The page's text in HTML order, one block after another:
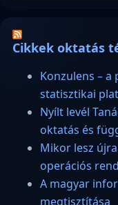
Cikkek oktatás
Konzulens –
statisztikai
Nyílt levél
oktatás és
Mikor lesz
operációs
A magyar
megtisztítása